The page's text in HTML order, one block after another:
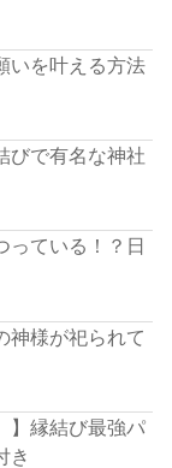
いを叶える方法
びで有名な神社
っている！？日
神様が祀られて
】縁結び最強パ
き